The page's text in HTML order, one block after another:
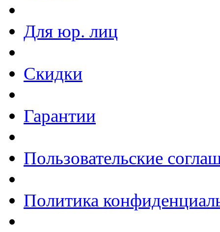
Для юр. лиц
Скидки
Гарантии
Пользовательские
Политика